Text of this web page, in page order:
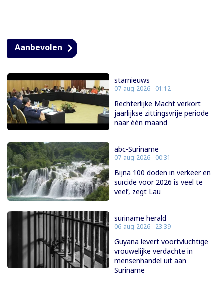
Aanbevolen
starnieuws
07-aug-2026 - 01:12
Rechterlijke Macht verkort
jaarlijkse zittingsvrije periode
naar één maand
abc-Suriname
07-aug-2026 - 00:31
Bijna 100 doden in verkeer en
suïcide voor 2026 is veel te
veel’, zegt Lau
suriname herald
06-aug-2026 - 23:39
Guyana levert voortvluchtige
vrouwelijke verdachte in
mensenhandel uit aan
Suriname